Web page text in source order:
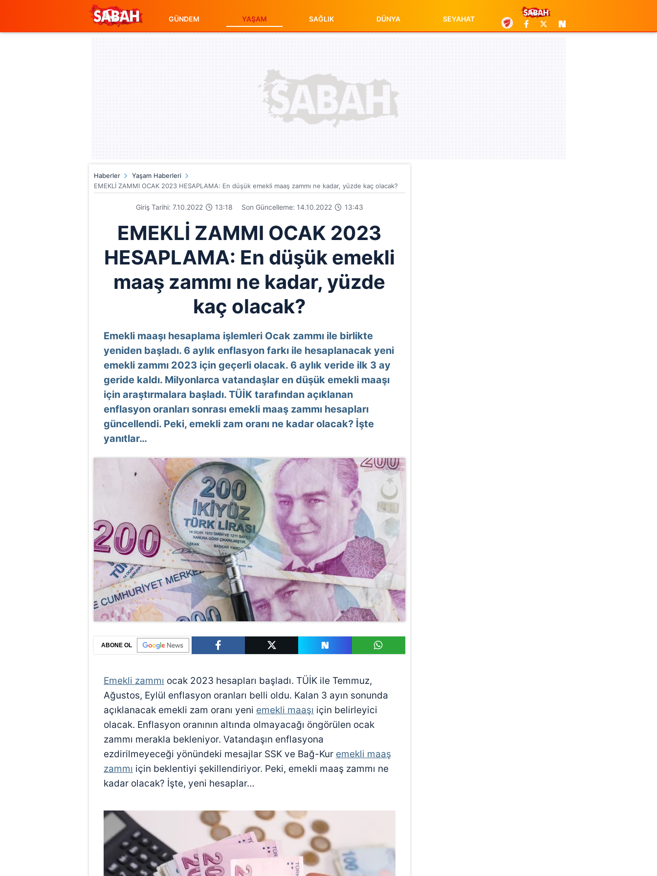
GÜNDEM YAŞAM SAĞLIK DÜNYA SEYAHAT
Haberler
Yaşam Haberleri
EMEKLİ ZAMMI OCAK 2023 HESAPLAMA: En düşük emekli maaş zammı ne kadar, yüzde kaç olacak?
Giriş Tarihi: 7.10.2022 13:18 Son Güncelleme: 14.10.2022 13:43
EMEKLİ ZAMMI OCAK 2023
HESAPLAMA: En düşük emekli
maaş zammı ne kadar, yüzde
kaç olacak?
Emekli maaşı hesaplama işlemleri Ocak zammı ile birlikte
yeniden başladı. 6 aylık enflasyon farkı ile hesaplanacak yeni
emekli zammı 2023 için geçerli olacak. 6 aylık veride ilk 3 ay
geride kaldı. Milyonlarca vatandaşlar en düşük emekli maaşı
için araştırmalara başladı. TÜİK tarafından açıklanan
enflasyon oranları sonrası emekli maaş zammı hesapları
güncellendi. Peki, emekli zam oranı ne kadar olacak? İşte
yanıtlar…
ABONE OL
Emekli zammı ocak 2023 hesapları başladı. TÜİK ile Temmuz,
Ağustos, Eylül enflasyon oranları belli oldu. Kalan 3 ayın sonunda
açıklanacak emekli zam oranı yeni emekli maaşı için belirleyici
olacak. Enflasyon oranının altında olmayacağı öngörülen ocak
zammı merakla bekleniyor. Vatandaşın enflasyona
ezdirilmeyeceği yönündeki mesajlar SSK ve Bağ-Kur emekli maaş
zammı için beklentiyi şekillendiriyor. Peki, emekli maaş zammı ne
kadar olacak? İşte, yeni hesaplar…